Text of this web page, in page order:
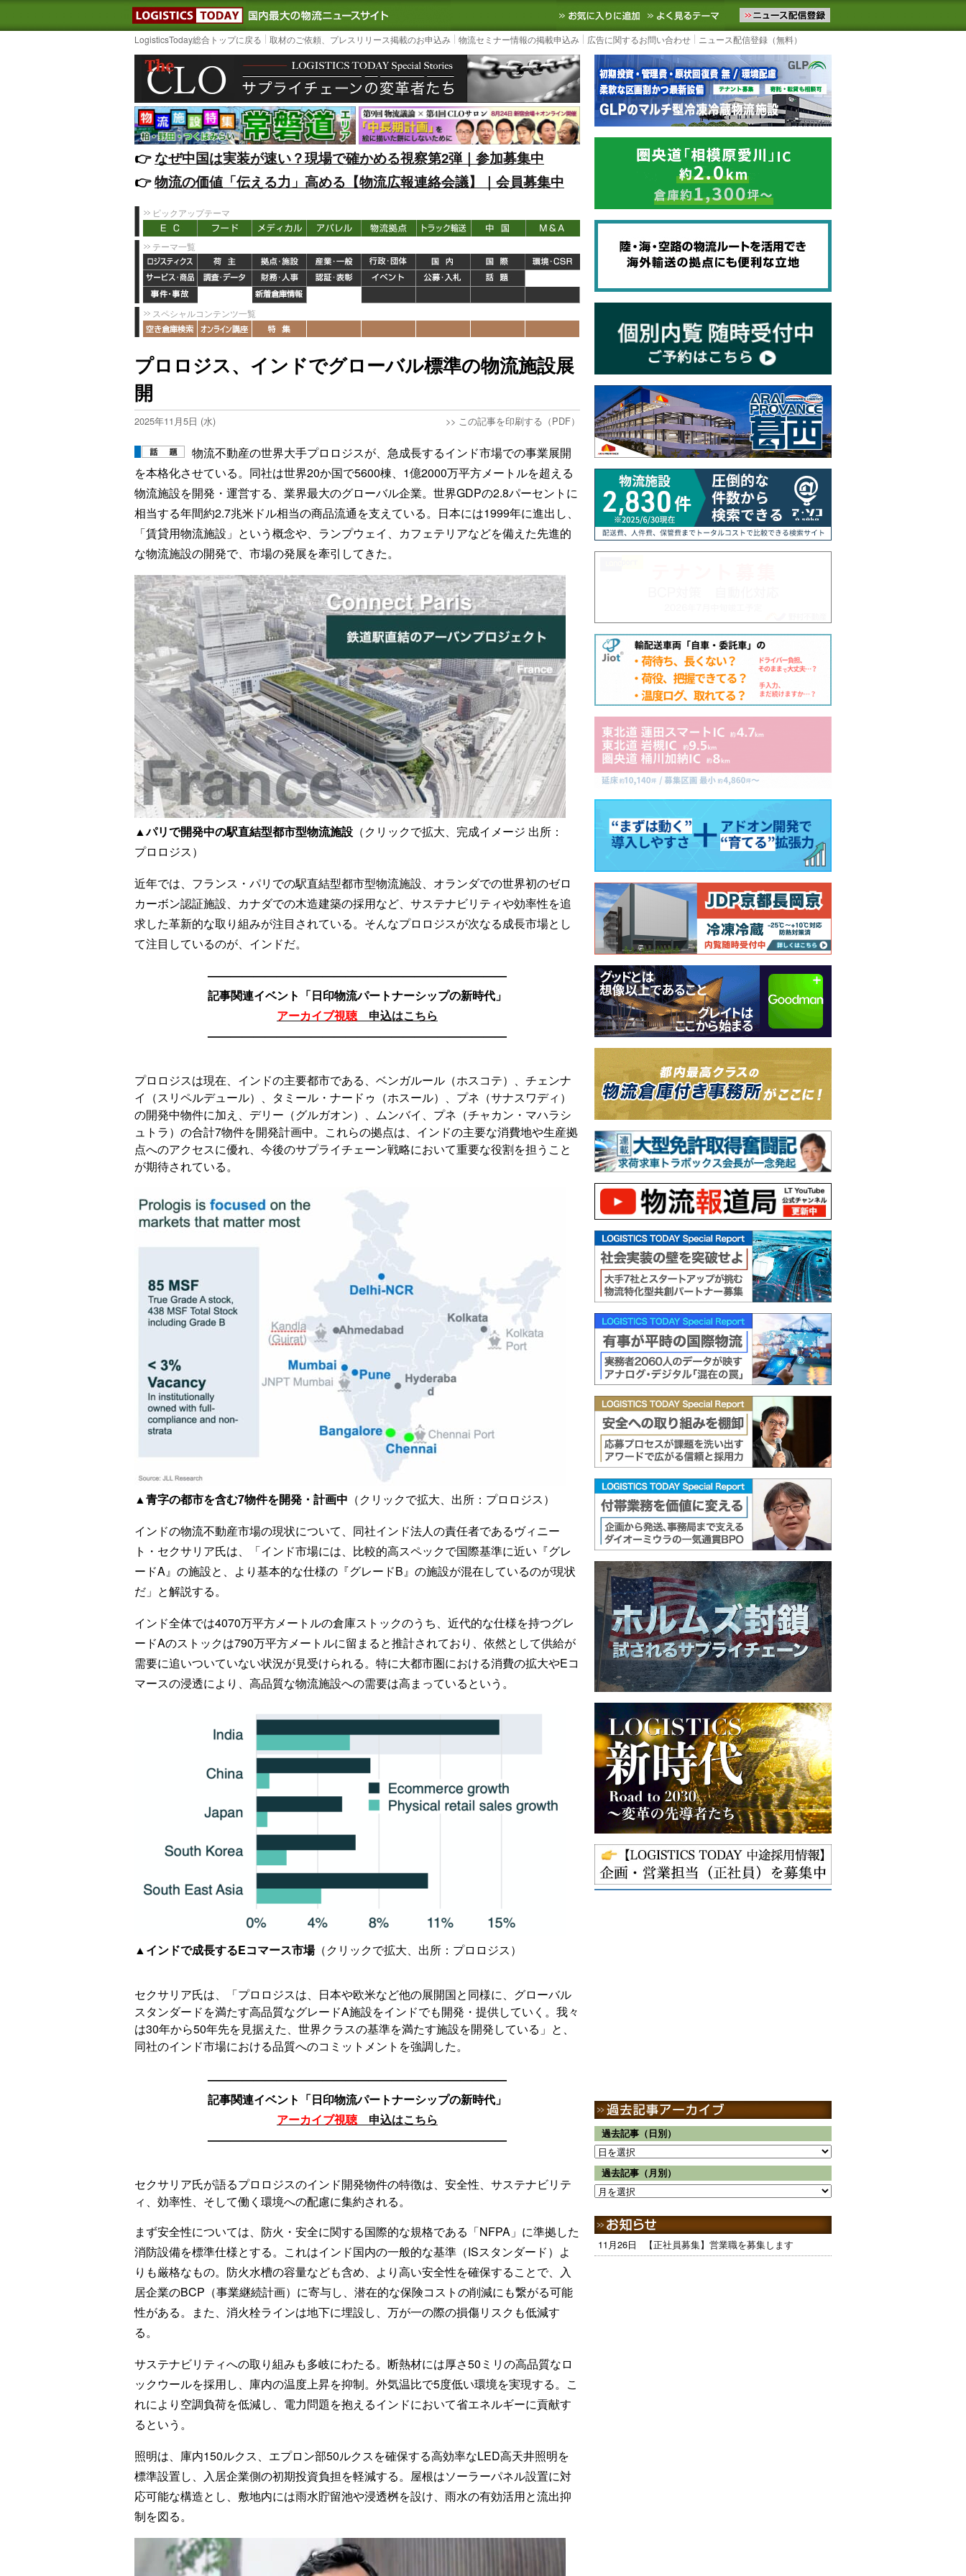
LOGISTICS TODAY｜国内最大の物流ニュースサイト3PL, SCMなど国内外の最新の物流ニュースをお届けします。物流ニュースメール配信を登録す
お気に入りに追加 よく見るテーマ
LogisticsToday総合トップに戻る 取材のご依頼、プレスリリース掲載のお申込み 物流セミナー情報の掲載申込み 広告に関するお問い合わせ ニュース配信登録（無料）
👉️なぜ中国は実装が速い？現場で確かめる視察第2弾｜参加募集中
👉️物流の価値「伝える力」高める【物流広報連絡会議】｜会員募集中
ピックアップテーマ
テーマ一覧
スペシャルコンテンツ一覧
プロロジス、インドでグローバル標準の物流施設展
開
2025年11月5日 (水) >> この記事を印刷する（PDF）
物流不動産の世界大手プロロジスが、急成長するインド市場での事業展開
を本格化させている。同社は世界20か国で5600棟、1億2000万平方メートルを超える
物流施設を開発・運営する、業界最大のグローバル企業。世界GDPの2.8パーセントに
相当する年間約2.7兆米ドル相当の商品流通を支えている。日本には1999年に進出し、
「賃貸用物流施設」という概念や、ランプウェイ、カフェテリアなどを備えた先進的
な物流施設の開発で、市場の発展を牽引してきた。
▲パリで開発中の駅直結型都市型物流施設 （クリックで拡大、完成イメージ 出所：
プロロジス）
近年では、フランス・パリでの駅直結型都市型物流施設、オランダでの世界初のゼロ
カーボン認証施設、カナダでの木造建築の採用など、サステナビリティや効率性を追
求した革新的な取り組みが注目されている。そんなプロロジスが次なる成長市場とし
て注目しているのが、インドだ。
——————————————————————————
記事関連イベント「日印物流パートナーシップの新時代」
アーカイブ視聴申込はこちら
——————————————————————————
プロロジスは現在、インドの主要都市である、ベンガルール（ホスコテ）、チェンナ
イ（スリペルデュール）、タミール・ナードゥ（ホスール）、プネ（サナスワディ）
の開発中物件に加え、デリー（グルガオン）、ムンバイ、プネ（チャカン・マハラシ
ュトラ）の合計7物件を開発計画中。これらの拠点は、インドの主要な消費地や生産拠
点へのアクセスに優れ、今後のサプライチェーン戦略において重要な役割を担うこと
が期待されている。
▲青字の都市を含む7物件を開発・計画中 （クリックで拡大、出所：プロロジス）
インドの物流不動産市場の現状について、同社インド法人の責任者であるヴィニー
ト・セクサリア氏は、「インド市場には、比較的高スペックで国際基準に近い『グレ
ードA』の施設と、より基本的な仕様の『グレードB』の施設が混在しているのが現状
だ」と解説する。
インド全体では4070万平方メートルの倉庫ストックのうち、近代的な仕様を持つグレ
ードAのストックは790万平方メートルに留まると推計されており、依然として供給が
需要に追いついていない状況が見受けられる。特に大都市圏における消費の拡大やEコ
マースの浸透により、高品質な物流施設への需要は高まっているという。
▲インドで成長するEコマース市場（クリックで拡大、出所：プロロジス）
セクサリア氏は、「プロロジスは、日本や欧米など他の展開国と同様に、グローバル
スタンダードを満たす高品質なグレードA施設をインドでも開発・提供していく。我々
は30年から50年先を見据えた、世界クラスの基準を満たす施設を開発している」と、
同社のインド市場における品質へのコミットメントを強調した。
——————————————————————————
記事関連イベント「日印物流パートナーシップの新時代」
アーカイブ視聴申込はこちら
——————————————————————————
セクサリア氏が語るプロロジスのインド開発物件の特徴は、安全性、サステナビリテ
ィ、効率性、そして働く環境への配慮に集約される。
まず安全性については、防火・安全に関する国際的な規格である「NFPA」に準拠した
消防設備を標準仕様とする。これはインド国内の一般的な基準（ISスタンダード）よ
りも厳格なもの。防火水槽の容量なども含め、より高い安全性を確保することで、入
居企業のBCP（事業継続計画）に寄与し、潜在的な保険コストの削減にも繋がる可能
性がある。また、消火栓ラインは地下に埋設し、万が一の際の損傷リスクも低減す
る。
サステナビリティへの取り組みも多岐にわたる。断熱材には厚さ50ミリの高品質なロ
ックウールを採用し、庫内の温度上昇を抑制。外気温比で5度低い環境を実現する。こ
れにより空調負荷を低減し、電力問題を抱えるインドにおいて省エネルギーに貢献す
るという。
照明は、庫内150ルクス、エプロン部50ルクスを確保する高効率なLED高天井照明を
標準設置し、入居企業側の初期投資負担を軽減する。屋根はソーラーパネル設置に対
応可能な構造とし、敷地内には雨水貯留池や浸透桝を設け、雨水の有効活用と流出抑
制を図る。
過去記事（日別）
過去記事（月別）
11月26日 【正社員募集】営業職を募集します